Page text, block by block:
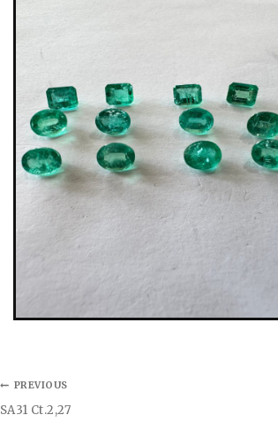
PREVIOUS
SA31 Ct.2,27